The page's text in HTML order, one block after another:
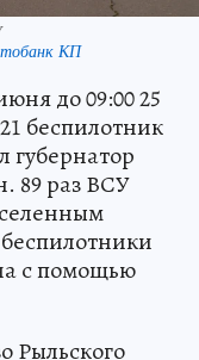
КП
до 09:00 25
беспилотник
губернатор
89 раз ВСУ
с помощью
Рыльского